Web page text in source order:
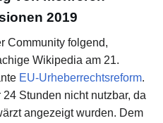
2019
Community folgend,
Wikipedia am 21.
EU-Urheberrechtsreform.
Stunden nicht nutzbar, da
angezeigt wurden. Dem